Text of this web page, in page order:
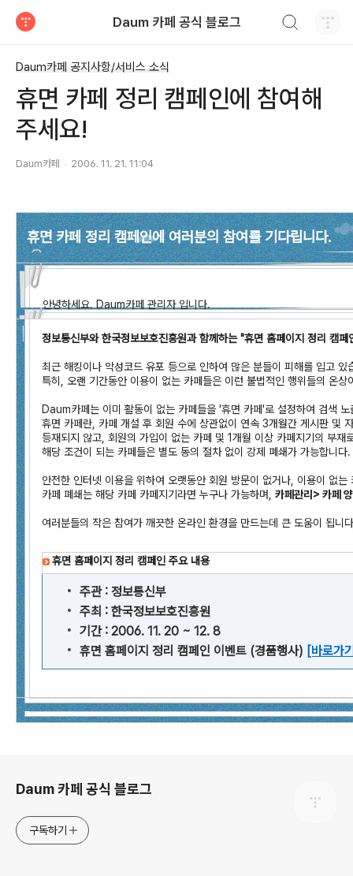
Daum 카페 공식 블로그
Daum카페 공지사항/서비스 소식
휴면 카페 정리 캠페인에 참여해
주세요!
Daum카페 2006. 11. 21. 11:04
휴면 카페 정리 캠페인에 여러분의 참여를 기다립니다.
안녕하세요. Daum카페 관리자 입니다.
정보통신부와 한국정보보호진흥원과 함께하는 "휴면 홈페이지 정리 캠
최근 해킹이나 악성코드 유포 등으로 인하여 많은 분들이 피해를 입고 있
특히, 오랜 기간동안 이용이 없는 카페들은 이런 불법적인 행위들의 온상
Daum카페는 이미 활동이 없는 카페들을 '휴면 카페'로 설정하여 검색
휴면 카페란, 카페 개설 후 회원 수에 상관없이 연속 3개월간 게시판 및
등재되지 않고, 회원의 가입이 없는 카페 및 1개월 이상 카페지기의 부재
해당 조건이 되는 카페들은 별도 동의 절차 없이 강제 폐쇄가 가능합니다.
안전한 인터넷 이용을 위하여 오랫동안 회원 방문이 없거나, 이용이 없
카페 폐쇄는 해당 카페 카페지기라면 누구나 가능하며, 카페관리> 카페
여러분들의 작은 참여가 깨끗한 온라인 환경을 만드는데 큰 도움이 됩니
휴면 홈페이지 정리 캠페인 주요 내용
주관 : 정보통신부
주최 : 한국정보보호진흥원
기간 : 2006. 11. 20 ~ 12. 8
휴면 홈페이지 정리 캠페인 이벤트 (경품행사) [바로가
Daum 카페 공식 블로그
구독하기